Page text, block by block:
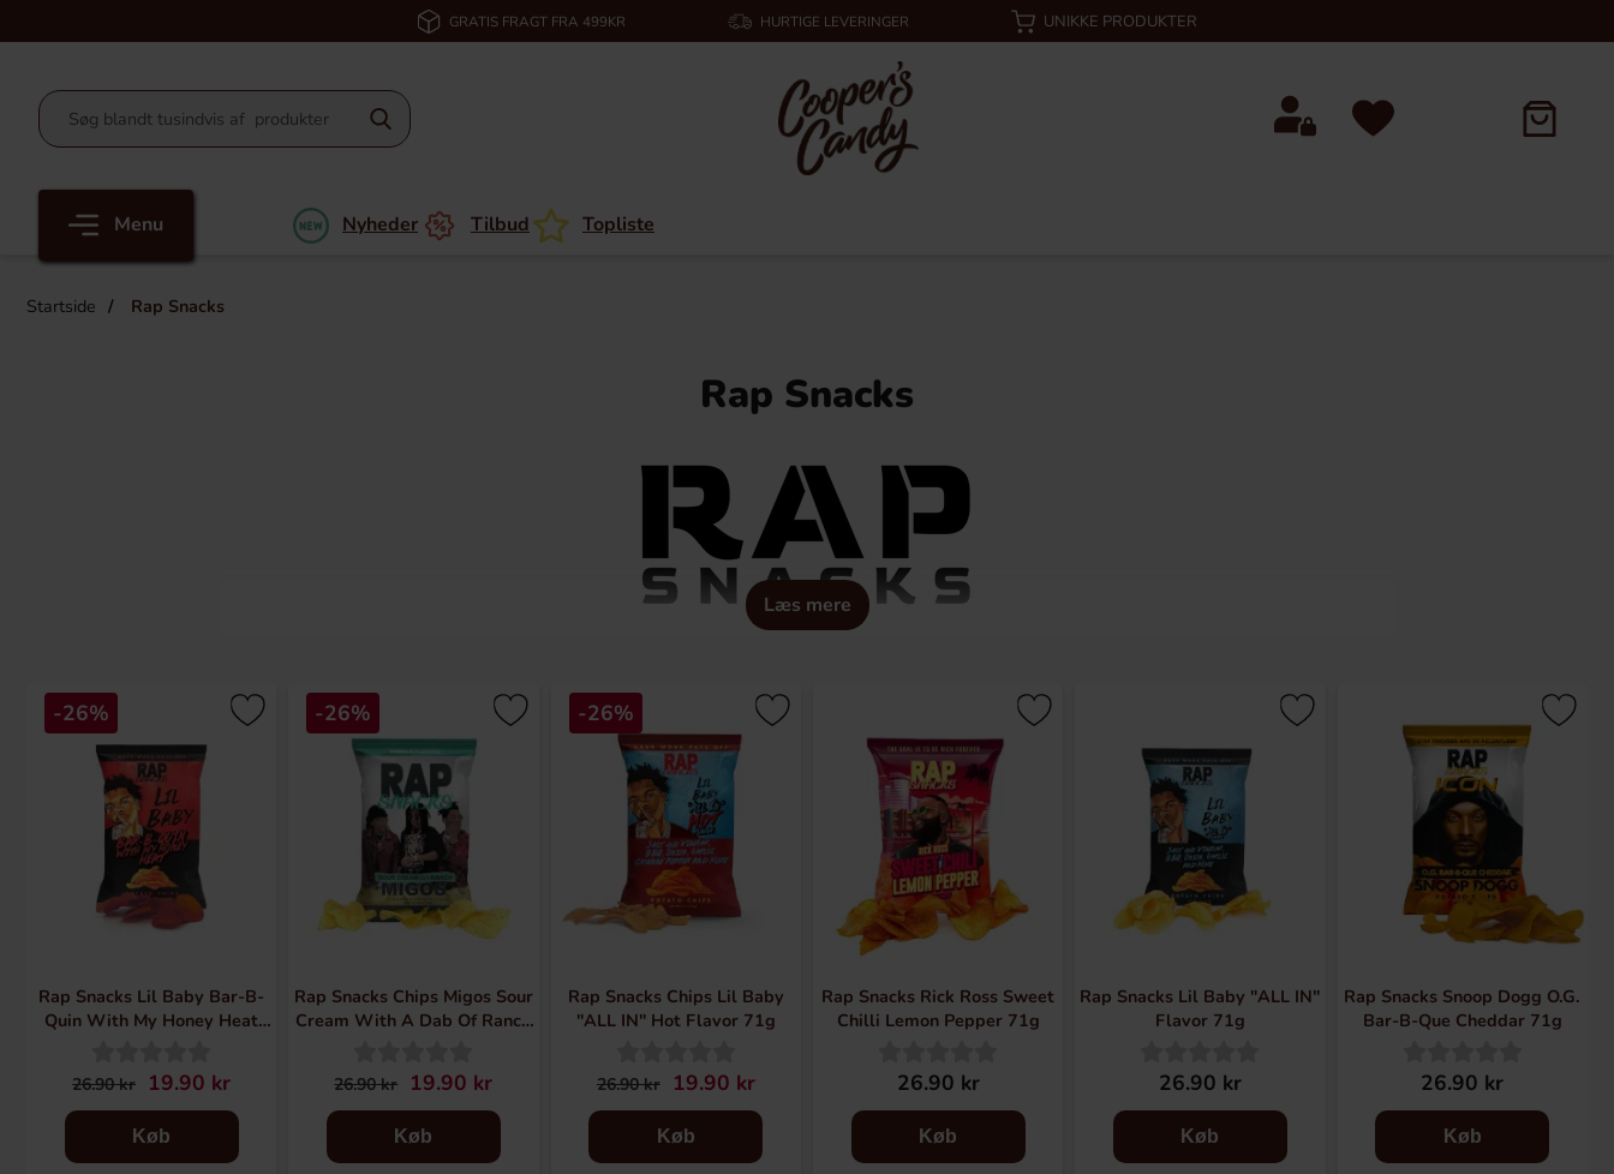
GRATIS FRAGT FRA 499KR HURTIGE LEVERINGER UNIKKE PRODUKTER
Menu Nyheder Tilbud Topliste
Startside Rap Snacks
Rap Snacks
Læs mere
Hver pose er en kombination af fed stil og unikke smage, inspireret af artisterne selv. Rap Snacks fejrede sit 25-års jubilæum i 2022 og
fortsætter med at sætte standarden for, hvor cool snacks kan være.
Gå på opdagelse i en verden hvor musik og smag mødes – én pose ad gangen.
-26%
Rap Snacks Lil Baby Bar-B-
Quin With My Honey Heat
26.90 kr 19.90 kr
Køb
-26%
Rap Snacks Chips Migos Sour
Cream With A Dab Of Ranch
26.90 kr 19.90 kr
Køb
-26%
Rap Snacks Chips Lil Baby
"ALL IN" Hot Flavor 71g
26.90 kr 19.90 kr
Køb
Rap Snacks Rick Ross Sweet
Chilli Lemon Pepper 71g
26.90 kr
Køb
Rap Snacks Lil Baby "ALL IN"
Flavor 71g
26.90 kr
Køb
Rap Snacks Snoop Dogg O.G.
Bar-B-Que Cheddar 71g
26.90 kr
Køb